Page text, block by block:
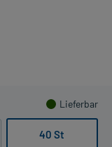
Lieferbar
40 St